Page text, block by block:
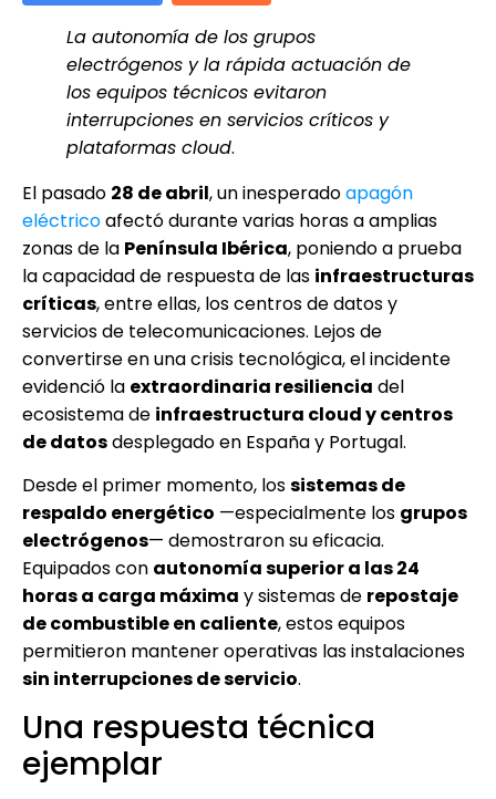
La autonomía de los grupos
electrógenos y la rápida actuación de
los equipos técnicos evitaron
interrupciones en servicios críticos y
plataformas cloud.
El pasado 28 de abril, un inesperadoapagón
eléctricoafectó durante varias horas a amplias
zonas de la Península Ibérica, poniendo a prueba
la capacidad de respuesta de las infraestructuras
críticas, entre ellas, los centros de datos y
servicios de telecomunicaciones. Lejos de
convertirse en una crisis tecnológica, el incidente
evidenció la extraordinaria resiliencia del
ecosistema de infraestructura cloud y centros
de datosdesplegado en España y Portugal.
Desde el primer momento, lossistemas de
respaldo energético —especialmente los grupos
electrógenos— demostraron su eficacia.
Equipados con autonomía superior a las 24
horas a carga máxima y sistemas de repostaje
de combustible en caliente, estos equipos
permitieron mantener operativas las instalaciones
sin interrupciones de servicio.
Una respuesta técnica
ejemplar